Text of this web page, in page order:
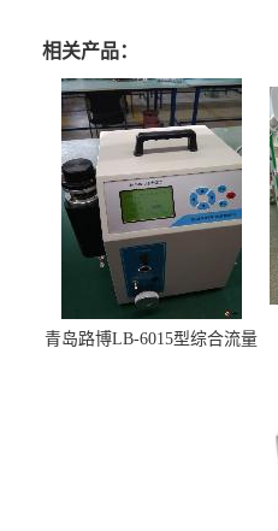
相关产品：
青岛路博LB-6015型综合流量